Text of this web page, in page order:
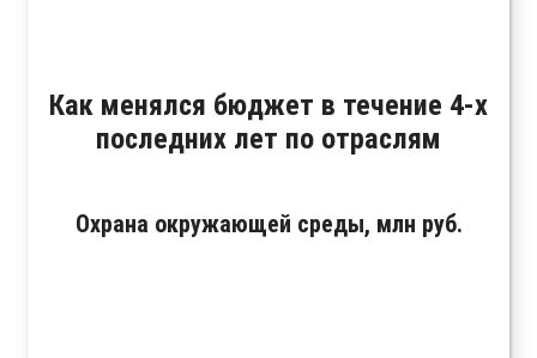
Как менялся бюджет в течение 4-х
последних лет по отраслям
Охрана окружающей среды, млн руб.